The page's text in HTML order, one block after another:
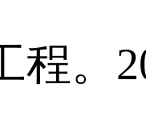
程。